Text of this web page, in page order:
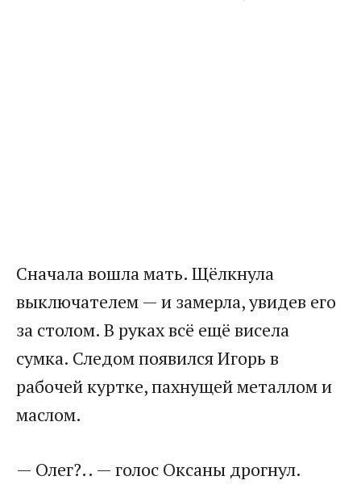
Сначала вошла мать. Щёлкнула
выключателем — и замерла, увидев его
за столом. В руках всё ещё висела
сумка. Следом появился Игорь в
рабочей куртке, пахнущей металлом и
маслом.
— Олег?.. — голос Оксаны дрогнул.